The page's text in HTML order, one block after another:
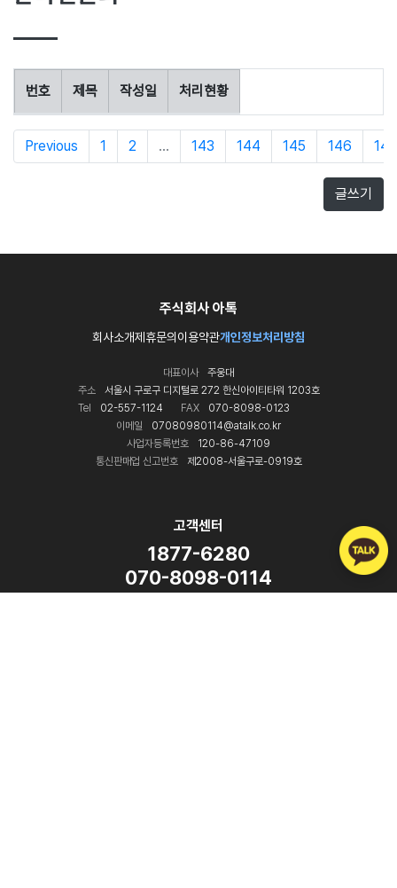
번호 제목 작성일 처리현황
Previous 1 2 ... 143 144 145 146 147
글쓰기
주식회사 아톡
회사소개제휴문의 이용약관개인정보처리방침
대표이사
주웅대
주소
서울시 구로구 디지털로 272 한신아이티타워 1203호
Tel
02-557-1124 FAX
070-8098-0123
이메일
07080980114@atalk.co.kr
사업자등록번호
120-86-47109
통신판매업 신고번호
제2008-서울구로-0919호
고객센터
1877-6280
070-8098-0114